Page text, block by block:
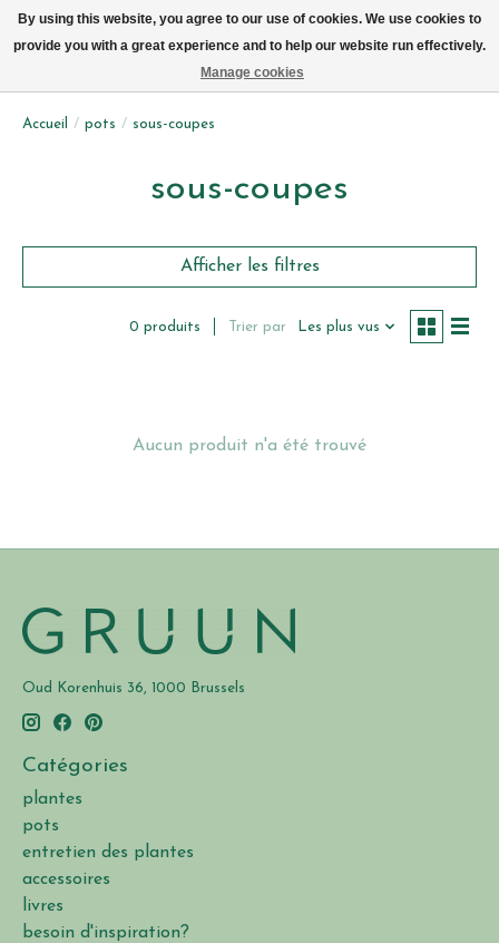
Accueil / pots / sous-coupes
sous-coupes
Afficher les filtres
0 produits Trier par Les plus vus
Aucun produit n'a été trouvé
Oud Korenhuis 36, 1000 Brussels
Catégories
plantes
pots
entretien des plantes
accessoires
livres
besoin d'inspiration?
By using this website, you agree to our use of cookies. We use cookies to
provide you with a great experience and to help our website run effectively.
Manage cookies